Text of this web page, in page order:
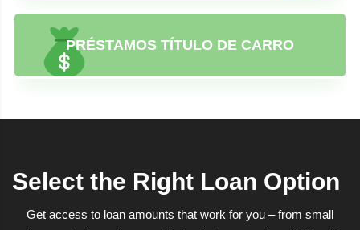
PRÉSTAMOS TÍTULO DE CARRO
Select the Right Loan Option
Get access to loan amounts that work for you – from small